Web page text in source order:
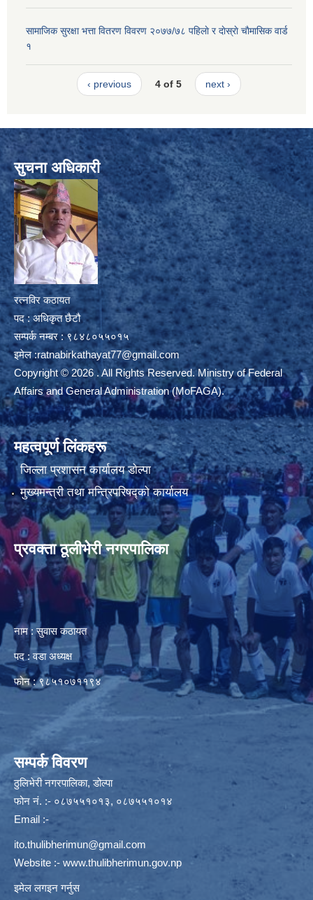
सामाजिक सुरक्षा भत्ता वितरण विवरण २०७७/७८ पहिलाे र दाेस्राे चाैमासिक वार्ड
१
‹ previous 4 of 5 next ›
सुचना अधिकारी
रत्नविर कठायत
पद : अधिकृत छैटौ
सम्पर्क नम्बर : ९८४८०५५०१५
इमेल :ratnabirkathayat77@gmail.com
Copyright © 2026 . All Rights Reserved. Ministry of Federal
Affairs and General Administration (MoFAGA).
महत्वपूर्ण लिंकहरू
जिल्ला प्रशासन कार्यालय डाेल्पा
मुख्यमन्त्री तथा मन्त्रिपरिषद्को कार्यालय
प्रवक्ता ठूलीभेरी नगरपालिका
नाम : सुवास कठायत
पद : वडा अध्यक्ष
फोन : ९८५१०७११९४
सम्पर्क विवरण
ठुलिभेरी नगरपालिका, डोल्पा
फोन नं. :- ०८७५५१०१३, ०८७५५१०१४
Email :-
ito.thulibherimun@gmail.com
Website :- www.thulibherimun.gov.np
इमेल लगइन गर्नुस